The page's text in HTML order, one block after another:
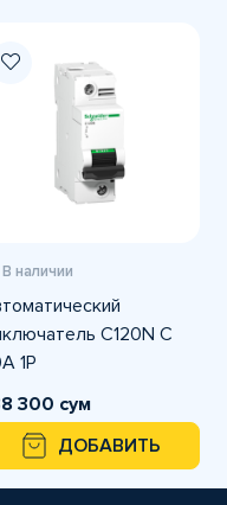
В наличии
C120N C
1P
300 сум
ДОБАВИТЬ